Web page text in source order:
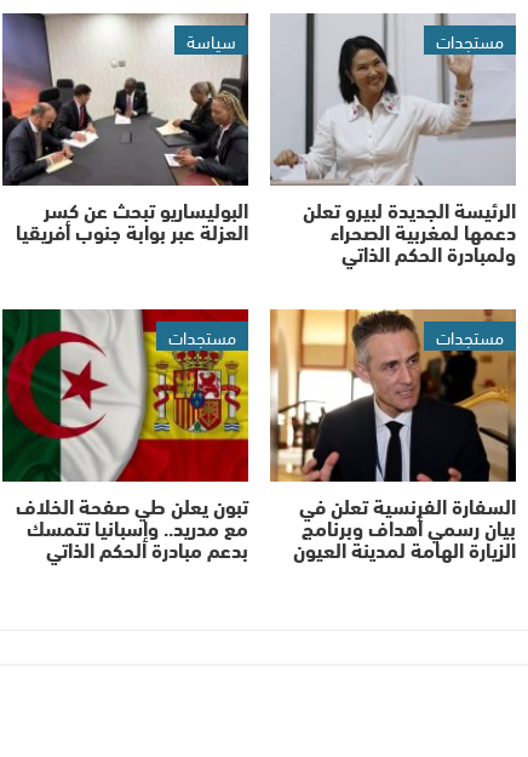
مستجدات
الرئيسة الجديدة لبيرو تعلن
دعمها لمغربية الصحراء
ولمبادرة الحكم الذاتي
سياسة
البوليساريو تبحث عن كسر
العزلة عبر بوابة جنوب أفريقيا
مستجدات
السفارة الفرنسية تعلن في
بيان رسمي أهداف وبرنامج
الزيارة الهامة لمدينة العيون
مستجدات
تبون يعلن طي صفحة الخلاف
مع مدريد.. وإسبانيا تتمسك
بدعم مبادرة الحكم الذاتي